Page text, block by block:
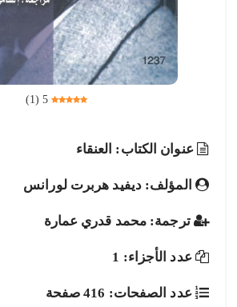
5
(
1
)
عنوان الكتاب: العنقاء
المؤلف: ديفيد هربرت لورانس
ترجمة: محمد قدري عمارة
عدد الأجزاء: 1
عدد الصفحات: 416 صفحة